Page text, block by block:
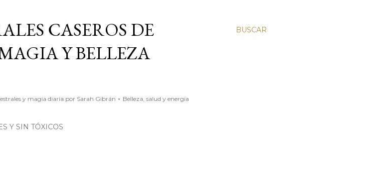
BUSCAR
CASEROS DE
Y BELLEZA
y magia diaria por Sarah Gibrán ⋆ Belleza, salud y energía
Y SIN TÓXICOS